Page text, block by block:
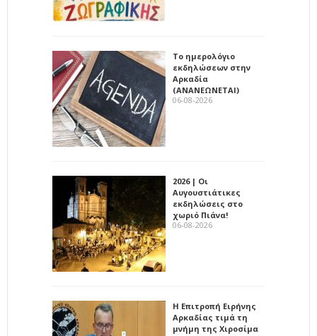
Το ημερολόγιο
εκδηλώσεων στην
Αρκαδία
(ΑΝΑΝΕΩΝΕΤΑΙ)
06-08-2026
2026 | Οι
Αυγουστιάτικες
εκδηλώσεις στο
χωριό Πιάνα!
06-08-2026
Η Επιτροπή Ειρήνης
Αρκαδίας τιμά τη
μνήμη της Χιροσίμα